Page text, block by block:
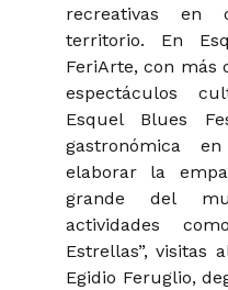
recreativas en
territorio. En
FeriArte, con más
espectáculos
Esquel Blues
gastronómica
elaborar la
grande del
actividades
Estrellas”, visitas
Egidio Feruglio,